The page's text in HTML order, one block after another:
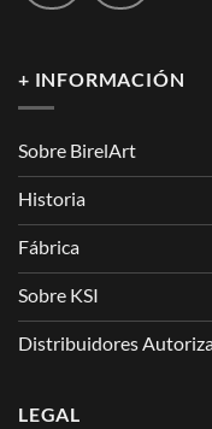
+ INFORMACIÓN
Sobre BirelArt
Historia
Fábrica
Sobre KSI
Distribuidores
LEGAL